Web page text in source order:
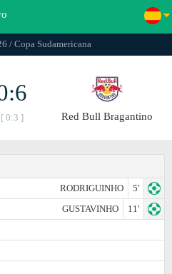
/ Copa Sudamericana
[ 0:3 ] Red Bull Bragantino
RODRIGUINHO
5'
GUSTAVINHO
11'